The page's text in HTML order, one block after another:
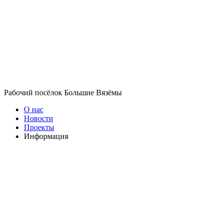
Рабочий посёлок Большие Вязёмы
О нас
Новости
Проекты
Информация